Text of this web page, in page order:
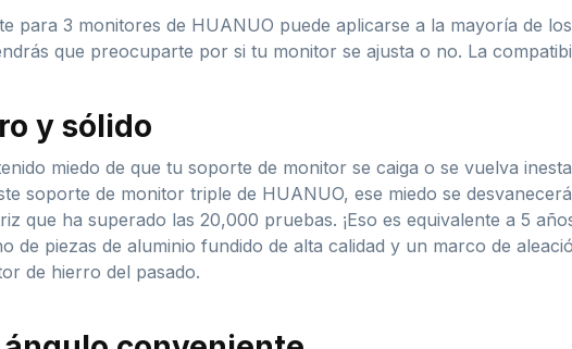
para 3 monitores de HUANUO puede aplicarse a la mayoría de
que preocuparte por si tu monitor se ajusta o no. La
y sólido
miedo de que tu soporte de monitor se caiga o se vuelva
soporte de monitor triple de HUANUO, ese miedo se
que ha superado las 20,000 pruebas. ¡Eso es equivalente a 5
de piezas de aluminio fundido de alta calidad y un marco de
de hierro del pasado.